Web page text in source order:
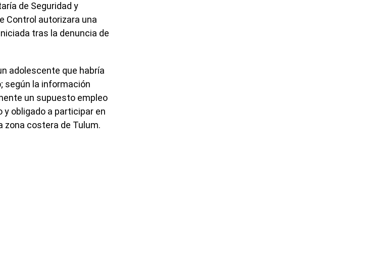
de Seguridad y
Control autorizara una
tras la denuncia de
adolescente que habría
según la información
un supuesto empleo
obligado a participar en
zona costera de Tulum.